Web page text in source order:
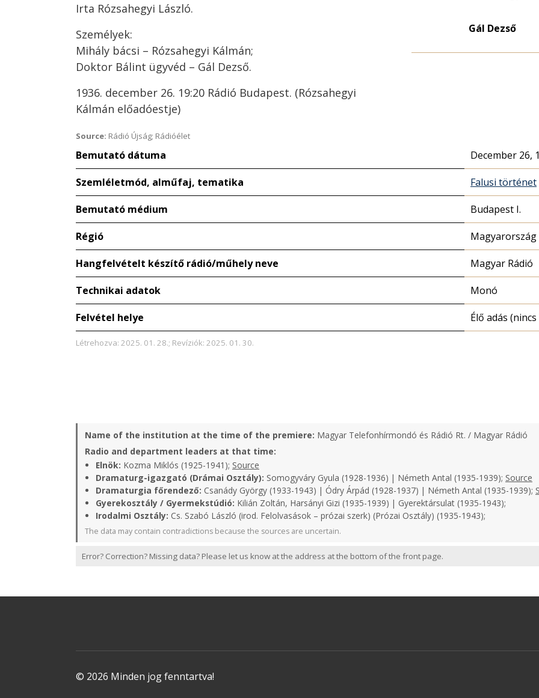
Irta Rózsahegyi László.
Személyek:
Mihály bácsi – Rózsahegyi Kálmán;
Doktor Bálint ügyvéd – Gál Dezső.
1936. december 26. 19:20 Rádió Budapest. (Rózsahegyi
Kálmán előadóestje)
Source: Rádió Újság; Rádióélet
Gál Dezső
Bemutató dátuma December 26,
Szemléletmód, alműfaj, tematika Falusi történet
Bemutató médium Budapest I.
Régió
Hangfelvételt készítő rádió/műhely neve Magyar Rádió
Technikai adatok Monó
Felvétel helye Élő adás
Létrehozva: 2025. 01. 28.; Revíziók: 2025. 01. 30.
Name of the institution at the time of the premiere: Magyar Telefonhírmondó és Rádió Rt. / Magyar Rádió
Radio and department leaders at that time:
Elnök: Kozma Miklós (1925-1941); Source
Dramaturg-igazgató (Drámai Osztály): Somogyváry Gyula (1928-1936) | Németh Antal (1935-1939); Source
Dramaturgia főrendező: Csanády György (1933-1943) | Ódry Árpád (1928-1937) | Németh Antal (1935-1939);
Gyerekosztály / Gyermekstúdió: Kilián Zoltán, Harsányi Gizi (1935-1939) | Gyerektársulat (1935-1943);
Irodalmi Osztály: Cs. Szabó László (irod. Felolvasások – prózai szerk) (Prózai Osztály) (1935-1943);
The data may contain contradictions because the sources are uncertain.
Error? Correction? Missing data? Please let us know at the address at the bottom of the front page.
© 2026 Minden jog fenntartva!